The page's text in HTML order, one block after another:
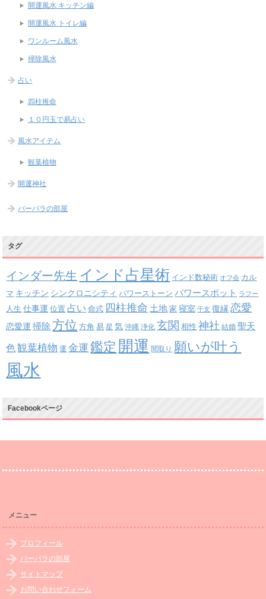
開運風水 キッチン編
開運風水 トイレ編
ワンルーム風水
掃除風水
占い
四柱推命
１０円玉で易占い
風水アイテム
観葉植物
開運神社
バーバラの部屋
タグ
インダー先生 インド占星術 インド数秘術 オフ会 カル
マ キッチン シンクロニシティ パワーストーン パワースポット ラフー
人生 仕事運 位置 占い 命式 四柱推命 土地 家 寝室 干支 復縁 恋愛
恋愛運 掃除 方位 方角 易 星 気 沖縄 浄化 玄関 相性 神社 結婚 聖天
色 観葉植物 運 金運 鑑定 開運 間取り 願いが叶う
風水
Facebookページ
メニュー
プロフィール
バーバラの部屋
サイトマップ
お問い合わせフォーム